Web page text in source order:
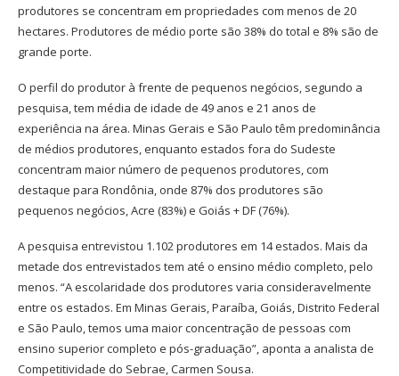
produtores se concentram em propriedades com menos de 20
hectares. Produtores de médio porte são 38% do total e 8% são de
grande porte.
O perfil do produtor à frente de pequenos negócios, segundo a
pesquisa, tem média de idade de 49 anos e 21 anos de
experiência na área. Minas Gerais e São Paulo têm predominância
de médios produtores, enquanto estados fora do Sudeste
concentram maior número de pequenos produtores, com
destaque para Rondônia, onde 87% dos produtores são
pequenos negócios, Acre (83%) e Goiás + DF (76%).
A pesquisa entrevistou 1.102 produtores em 14 estados. Mais da
metade dos entrevistados tem até o ensino médio completo, pelo
menos. “A escolaridade dos produtores varia consideravelmente
entre os estados. Em Minas Gerais, Paraíba, Goiás, Distrito Federal
e São Paulo, temos uma maior concentração de pessoas com
ensino superior completo e pós-graduação”, aponta a analista de
Competitividade do Sebrae, Carmen Sousa.